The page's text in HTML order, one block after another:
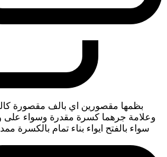
بظمها مقصورين اي بالف مقصورة
وعلامة جرهما كسرة مقدرة وسواء على
سواء بالفتح ايواء بناء تمام